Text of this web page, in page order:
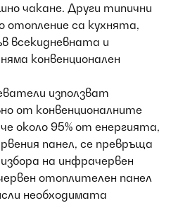
чакане. Други типични
отопление са кухнята,
всекидневната и
конвенционален
използват
от конвенционалните
около 95% от енергията,
панел, се превръща
на инфрачервен
отоплителен панел
необходимата